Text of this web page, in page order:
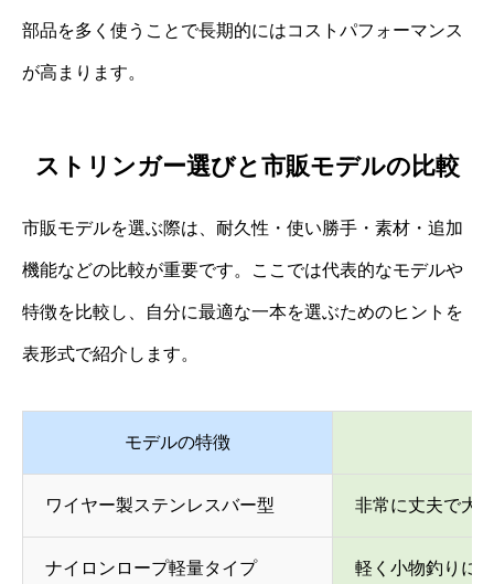
部品を多く使うことで長期的にはコストパフォーマンス
が高まります。
ストリンガー選びと市販モデルの比較
市販モデルを選ぶ際は、耐久性・使い勝手・素材・追加
機能などの比較が重要です。ここでは代表的なモデルや
特徴を比較し、自分に最適な一本を選ぶためのヒントを
表形式で紹介します。
モデルの特徴
ワイヤー製ステンレスバー型 非常に丈夫で大
ナイロンロープ軽量タイプ 軽く小物釣りに